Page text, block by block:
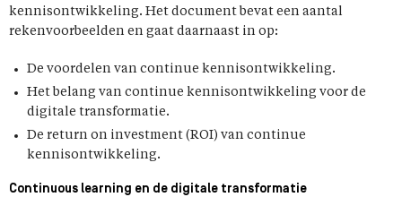
kennisontwikkeling. Het document bevat een aantal
rekenvoorbeelden en gaat daarnaast in op:
De voordelen van continue kennisontwikkeling.
Het belang van continue kennisontwikkeling voor de
digitale transformatie.
De return on investment (ROI) van continue
kennisontwikkeling.
Continuous learning en de digitale transformatie